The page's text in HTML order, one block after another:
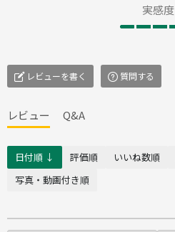
実感度
レビューを書く 質問する
レビュー Q&A
日付順 ↓ 評価順 いいね数順
写真・動画付き順